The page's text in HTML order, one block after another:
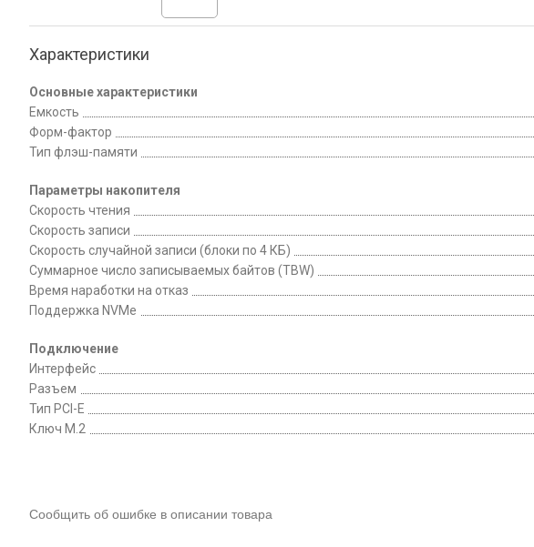
Характеристики
Основные характеристики
Емкость
Форм-фактор
Тип флэш-памяти
Параметры накопителя
Скорость чтения
Скорость записи
Скорость случайной записи (блоки по 4 КБ)
Суммарное число записываемых байтов (TBW)
Время наработки на отказ
Поддержка NVMe
Подключение
Интерфейс
Разъем
Тип PCI-E
Ключ M.2
Сообщить об ошибке в описании товара